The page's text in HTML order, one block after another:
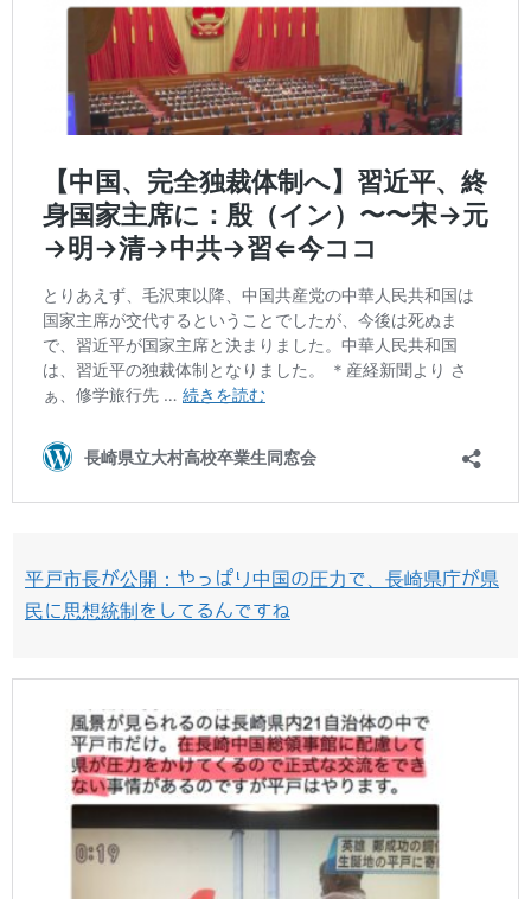
平戸市長が公開：やっぱり中国の圧力で、長崎県庁が県
民に思想統制をしてるんですね